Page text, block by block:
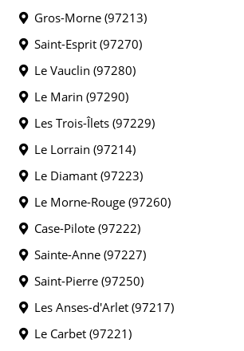
Gros-Morne (97213)
Saint-Esprit (97270)
Le Vauclin (97280)
Le Marin (97290)
Les Trois-Îlets (97229)
Le Lorrain (97214)
Le Diamant (97223)
Le Morne-Rouge (97260)
Case-Pilote (97222)
Sainte-Anne (97227)
Saint-Pierre (97250)
Les Anses-d'Arlet (97217)
Le Carbet (97221)